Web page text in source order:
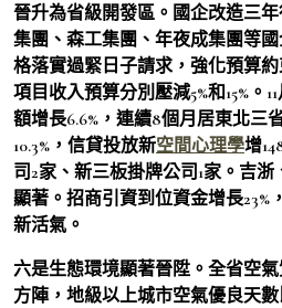
晉升為省級開發區。國企改造三
集團、森工集團、年夜成集團等
格落實過緊日子請求，強化預算
項目收入預算分別壓減5%和15%。
額增長6.6%，連續8個月居東北三
10.3%，信貸投放新空間心理學增
司2家、新三板掛牌公司1家。吉
顯著。招商引資到位資金增長
新活氣。
六是生態環境顯著晉陞。全省空
方陣，地級以上城市空氣優良天數